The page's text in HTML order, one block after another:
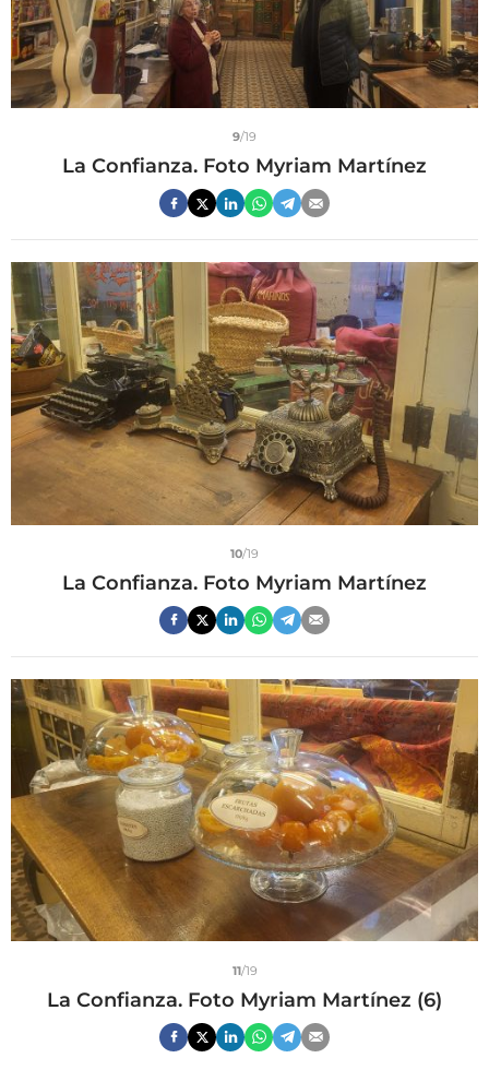
9/19
La Confianza. Foto Myriam Martínez
10/19
La Confianza. Foto Myriam Martínez
11/19
La Confianza. Foto Myriam Martínez (6)